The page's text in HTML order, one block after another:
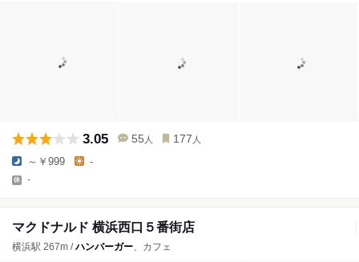
3.05 55 人 177 人
～￥999 -
-
マクドナルド 横浜西口５番街店
横浜駅 267m /ハンバーガー、カフェ